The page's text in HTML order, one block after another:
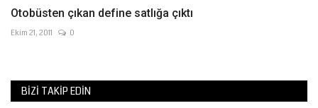
Otobüsten çıkan define satlığa çıktı
Ekim 21, 2011 0
BIZI TAKIP EDIN